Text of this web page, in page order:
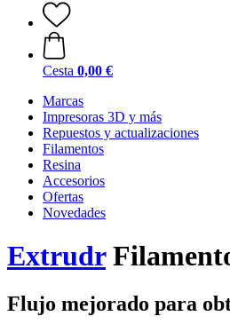
Cesta 0,00 €
Marcas
Impresoras 3D y más
Repuestos y actualizaciones
Filamentos
Resina
Accesorios
Ofertas
Novedades
Extrudr
Flujo mejorado para